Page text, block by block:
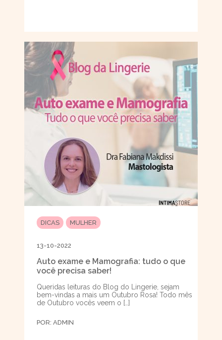
DICAS MULHER
13-10-2022
Auto exame e Mamografia: tudo o que
você precisa saber!
Queridas leituras do Blog do Lingerie, sejam
bem-vindas a mais um Outubro Rosa! Todo mês
de Outubro vocês veem o […]
POR: ADMIN